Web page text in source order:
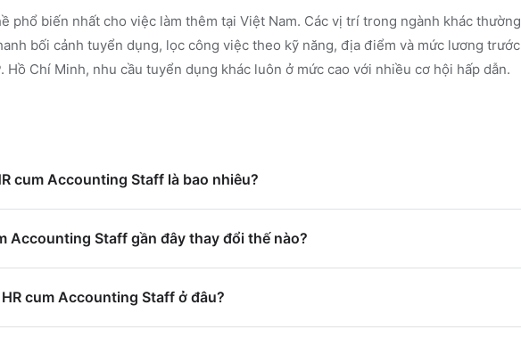
phổ biến nhất cho việc làm thêm tại Việt Nam. Các vị trí trong ngành khác thường
bối cảnh tuyển dụng, lọc công việc theo kỹ năng, địa điểm và mức lương trước
Hồ Chí Minh, nhu cầu tuyển dụng khác luôn ở mức cao với nhiều cơ hội hấp dẫn.
cum Accounting Staff là bao nhiêu?
Accounting Staff gần đây thay đổi thế nào?
cum Accounting Staff ở đâu?